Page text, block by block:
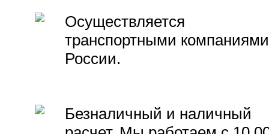
Осуществляется
транспортными компаниями
России.
Безналичный и наличный